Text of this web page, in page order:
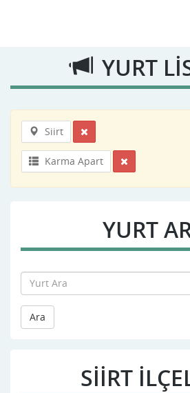
YURT
Siirt
Karma Apart
YURT
Ara
SIIRT